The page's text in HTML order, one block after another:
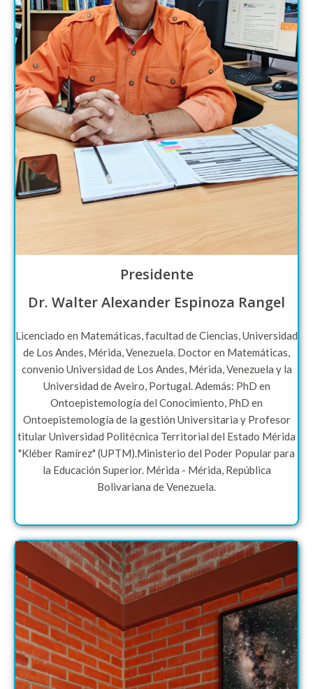
Presidente
Dr. Walter Alexander Espinoza Rangel
Licenciado en Matemáticas, facultad de Ciencias, Universidad
de Los Andes, Mérida, Venezuela. Doctor en Matemáticas,
convenio Universidad de Los Andes, Mérida, Venezuela y la
Universidad de Aveiro, Portugal. Además: PhD en
Ontoepistemología del Conocimiento, PhD en
Ontoepistemología de la gestión Universitaria y Profesor
titular Universidad Politécnica Territorial del Estado Mérida
"Kléber Ramírez" (UPTM).Ministerio del Poder Popular para
la Educación Superior. Mérida - Mérida, República
Bolivariana de Venezuela.